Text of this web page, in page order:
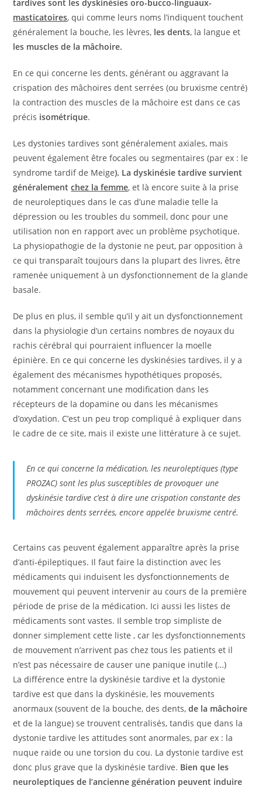
tardives sont les dyskinésies oro-bucco-linguaux-
masticatoires, qui comme leurs noms l’indiquent touchent
généralement la bouche, les lèvres, les dents, la langue et
les muscles de la mâchoire.
En ce qui concerne les dents, générant ou aggravant la
crispation des mâchoires dent serrées (ou bruxisme centré)
la contraction des muscles de la mâchoire est dans ce cas
précis isométrique.
Les dystonies tardives sont généralement axiales, mais
peuvent également être focales ou segmentaires (par ex : le
syndrome tardif de Meige). La dyskinésie tardive survient
généralementchez la femme, et là encore suite à la prise
de neuroleptiques dans le cas d’une maladie telle la
dépression ou les troubles du sommeil, donc pour une
utilisation non en rapport avec un problème psychotique.
La physiopathogie de la dystonie ne peut, par opposition à
ce qui transparaît toujours dans la plupart des livres, être
ramenée uniquement à un dysfonctionnement de la glande
basale.
De plus en plus, il semble qu’il y ait un dysfonctionnement
dans la physiologie d’un certains nombres de noyaux du
rachis cérébral qui pourraient influencer la moelle
épinière. En ce qui concerne les dyskinésies tardives, il y a
également des mécanismes hypothétiques proposés,
notamment concernant une modification dans les
récepteurs de la dopamine ou dans les mécanismes
d’oxydation. C’est un peu trop compliqué à expliquer dans
le cadre de ce site, mais il existe une littérature à ce sujet.
En ce qui concerne la médication, les neuroleptiques (type
PROZAC) sont les plus susceptibles de provoquer une
dyskinésie tardive c’est à dire une crispation constante des
mâchoires dents serrées, encore appelée bruxisme centré.
Certains cas peuvent également apparaître après la prise
d’anti-épileptiques. Il faut faire la distinction avec les
médicaments qui induisent les dysfonctionnements de
mouvement qui peuvent intervenir au cours de la première
période de prise de la médication. Ici aussi les listes de
médicaments sont vastes. Il semble trop simpliste de
donner simplement cette liste , car les dysfonctionnements
de mouvement n’arrivent pas chez tous les patients et il
n’est pas nécessaire de causer une panique inutile (…)
La différence entre la dyskinésie tardive et la dystonie
tardive est que dans la dyskinésie, les mouvements
anormaux (souvent de la bouche, des dents,de la mâchoire
et de la langue) se trouvent centralisés, tandis que dans la
dystonie tardive les attitudes sont anormales, par ex : la
nuque raide ou une torsion du cou. La dystonie tardive est
donc plus grave que la dyskinésie tardive. Bien que les
neuroleptiques de l’ancienne génération peuvent induire